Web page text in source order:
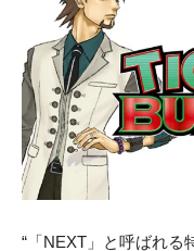
“「NEXT」と呼ばれる